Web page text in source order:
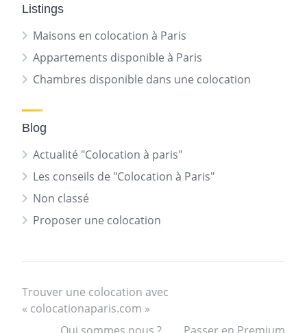
Listings
Maisons en colocation à Paris
Appartements disponible à Paris
Chambres disponible dans une colocation
Blog
Actualité "Colocation à paris"
Les conseils de "Colocation à Paris"
Non classé
Proposer une colocation
Trouver une colocation avec
« colocationaparis.com »